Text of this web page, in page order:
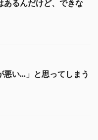
あるんだけど、できな
悪い...」と思ってしまう